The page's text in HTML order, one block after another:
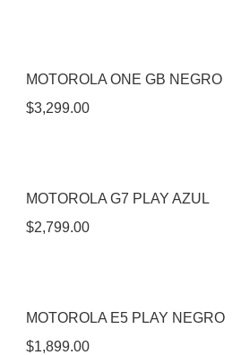
MOTOROLA ONE GB NEGRO
$3,299.00
MOTOROLA G7 PLAY AZUL
$2,799.00
MOTOROLA E5 PLAY NEGRO
$1,899.00